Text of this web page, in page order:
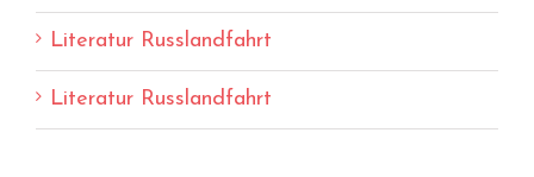
Literatur Russlandfahrt
Literatur Russlandfahrt